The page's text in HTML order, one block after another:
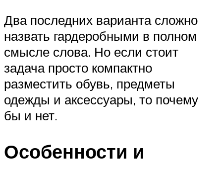
Два последних варианта сложно
назвать гардеробными в полном
смысле слова. Но если стоит
задача просто компактно
разместить обувь, предметы
одежды и аксессуары, то почему
бы и нет.
Особенности и